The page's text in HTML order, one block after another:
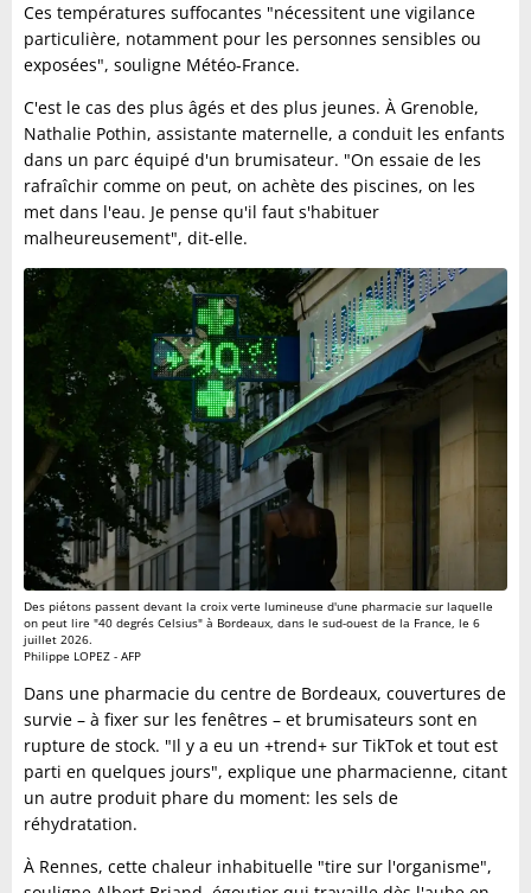
Ces températures suffocantes "nécessitent une vigilance
particulière, notamment pour les personnes sensibles ou
exposées", souligne Météo-France.
C'est le cas des plus âgés et des plus jeunes. À Grenoble,
Nathalie Pothin, assistante maternelle, a conduit les enfants
dans un parc équipé d'un brumisateur. "On essaie de les
rafraîchir comme on peut, on achète des piscines, on les
met dans l'eau. Je pense qu'il faut s'habituer
malheureusement", dit-elle.
Des piétons passent devant la croix verte lumineuse d'une pharmacie sur laquelle
on peut lire "40 degrés Celsius" à Bordeaux, dans le sud-ouest de la France, le 6
juillet 2026.
Philippe LOPEZ - AFP
Dans une pharmacie du centre de Bordeaux, couvertures de
survie – à fixer sur les fenêtres – et brumisateurs sont en
rupture de stock. "Il y a eu un +trend+ sur TikTok et tout est
parti en quelques jours", explique une pharmacienne, citant
un autre produit phare du moment: les sels de
réhydratation.
À Rennes, cette chaleur inhabituelle "tire sur l'organisme",